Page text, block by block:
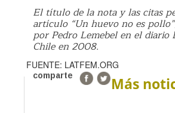
El título de la nota y las citas
artículo “Un huevo no es
por Pedro Lemebel en el diario
Chile en 2008.
FUENTE: LATFEM.ORG
comparte Más